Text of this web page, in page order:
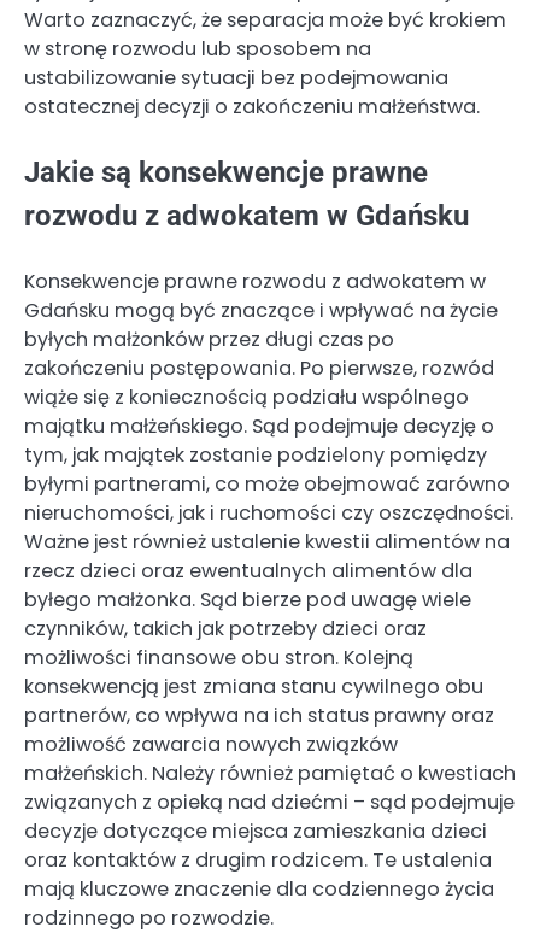
Warto zaznaczyć, że separacja może być krokiem
w stronę rozwodu lub sposobem na
ustabilizowanie sytuacji bez podejmowania
ostatecznej decyzji o zakończeniu małżeństwa.
Jakie są konsekwencje prawne
rozwodu z adwokatem w Gdańsku
Konsekwencje prawne rozwodu z adwokatem w
Gdańsku mogą być znaczące i wpływać na życie
byłych małżonków przez długi czas po
zakończeniu postępowania. Po pierwsze, rozwód
wiąże się z koniecznością podziału wspólnego
majątku małżeńskiego. Sąd podejmuje decyzję o
tym, jak majątek zostanie podzielony pomiędzy
byłymi partnerami, co może obejmować zarówno
nieruchomości, jak i ruchomości czy oszczędności.
Ważne jest również ustalenie kwestii alimentów na
rzecz dzieci oraz ewentualnych alimentów dla
byłego małżonka. Sąd bierze pod uwagę wiele
czynników, takich jak potrzeby dzieci oraz
możliwości finansowe obu stron. Kolejną
konsekwencją jest zmiana stanu cywilnego obu
partnerów, co wpływa na ich status prawny oraz
możliwość zawarcia nowych związków
małżeńskich. Należy również pamiętać o kwestiach
związanych z opieką nad dziećmi – sąd podejmuje
decyzje dotyczące miejsca zamieszkania dzieci
oraz kontaktów z drugim rodzicem. Te ustalenia
mają kluczowe znaczenie dla codziennego życia
rodzinnego po rozwodzie.